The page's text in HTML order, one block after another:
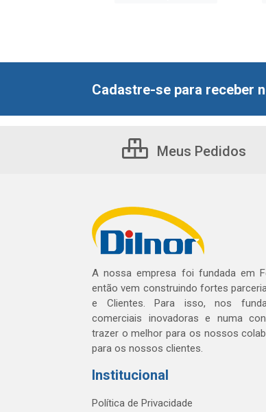
Cadastre-se para receber
Meus Pedidos
A nossa empresa foi fundada em
então vem construindo fortes
e Clientes. Para isso, nos
comerciais inovadoras e numa
trazer o melhor para os nossos
para os nossos clientes.
Institucional
Política de Privacidade